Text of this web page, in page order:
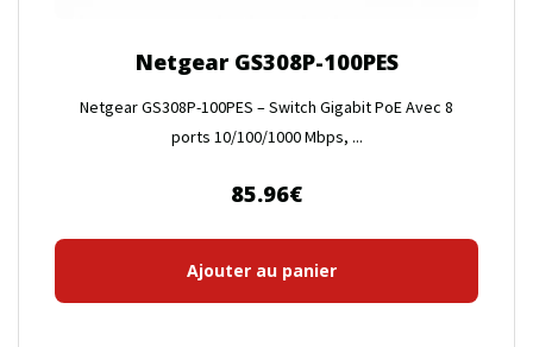
Netgear GS308P-100PES
Netgear GS308P-100PES – Switch Gigabit PoE Avec 8
ports 10/100/1000 Mbps, ...
85.96€
Ajouter au panier